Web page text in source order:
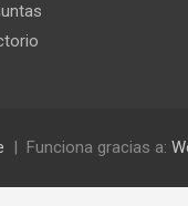
Funciona gracias a: